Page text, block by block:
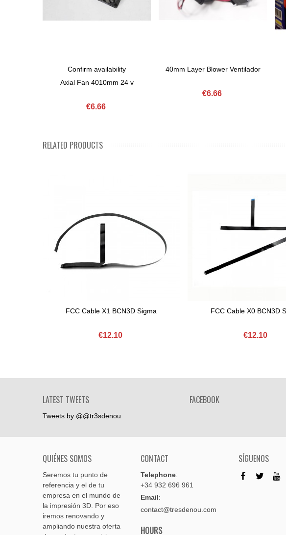
View More
Confirm availability
Axial Fan 4010mm 24 v
€6.66
Add To Basket
40mm Layer Blower Ventilador
€6.66
RELATED PRODUCTS
Add To Basket
FCC Cable X1 BCN3D Sigma
€12.10
Add To Basket
FCC Cable X0 BCN3D
€12.10
LATEST TWEETS
Tweets by @@tr3sdenou
FACEBOOK
QUIÉNES SOMOS
Seremos tu punto de
referencia y el de tu
empresa en el mundo de
la impresión 3D. Por eso
iremos renovando y
ampliando nuestra oferta
CONTACT
Telephone:
+34 932 696 961
Email:
contact@tresdenou.com
HOURS
SÍGUENOS